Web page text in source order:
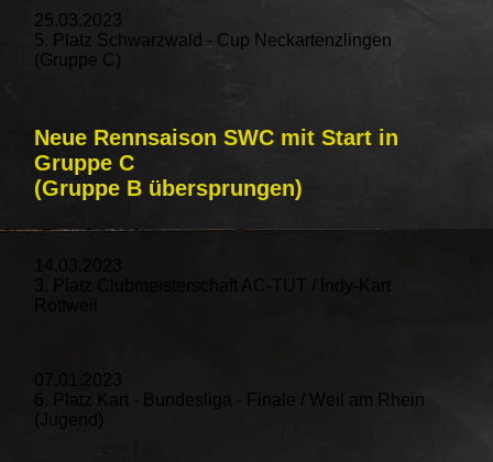
25.03.2023
5. Platz Schwarzwald - Cup Neckartenzlingen
(Gruppe C)
Neue Rennsaison SWC mit Start in
Gruppe C
(Gruppe B übersprungen)
3. Platz Clubmeisterschaft AC-TUT / Indy-Kart
6. Platz Kart - Bundesliga - Finale / Weil am Rhein
(Jugend)